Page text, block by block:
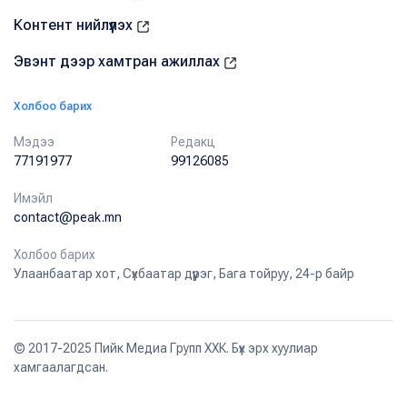
Контент нийлүүлэх
Эвэнт дээр хамтран ажиллах
Холбоо барих
Мэдээ
77191977
Редакц
99126085
Имэйл
contact@peak.mn
Холбоо барих
Улаанбаатар хот, Сүхбаатар дүүрэг, Бага тойруу, 24-р байр
© 2017-2025 Пийк Медиа Групп ХХК. Бүх эрх хуулиар
хамгаалагдсан.